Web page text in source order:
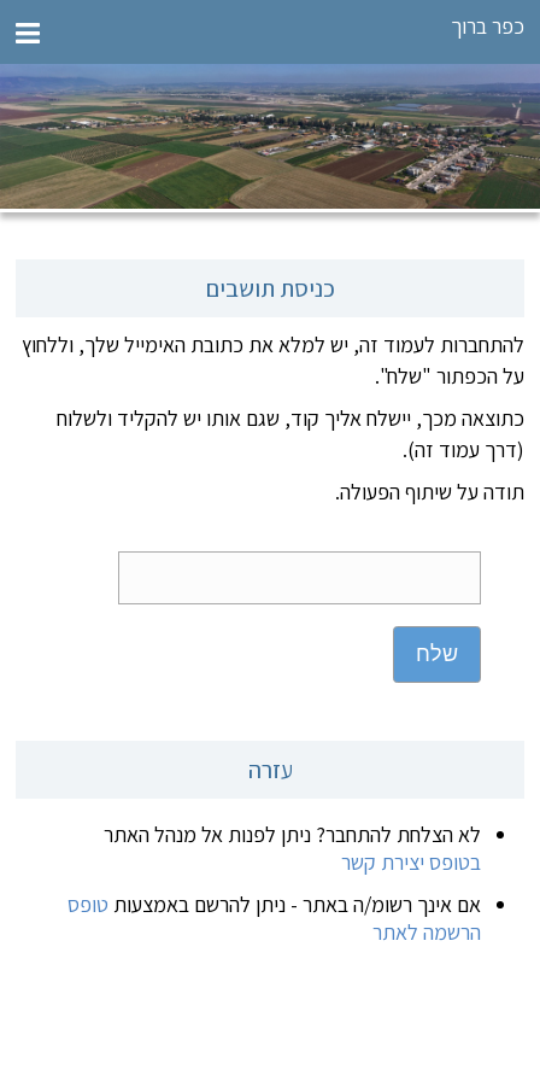
כפר ברוך
כניסת תושבים
להתחברות לעמוד זה, יש למלא את כתובת האימייל שלך, וללחוץ
על הכפתור "שלח".
כתוצאה מכך, יישלח אליך קוד, שגם אותו יש להקליד ולשלוח
(דרך עמוד זה).
תודה על שיתוף הפעולה.
שלח
עזרה
לא הצלחת להתחבר? ניתן לפנות אל מנהל האתר
בטופס יצירת קשר
אם אינך רשומ/ה באתר - ניתן להרשם באמצעות טופס
הרשמה לאתר